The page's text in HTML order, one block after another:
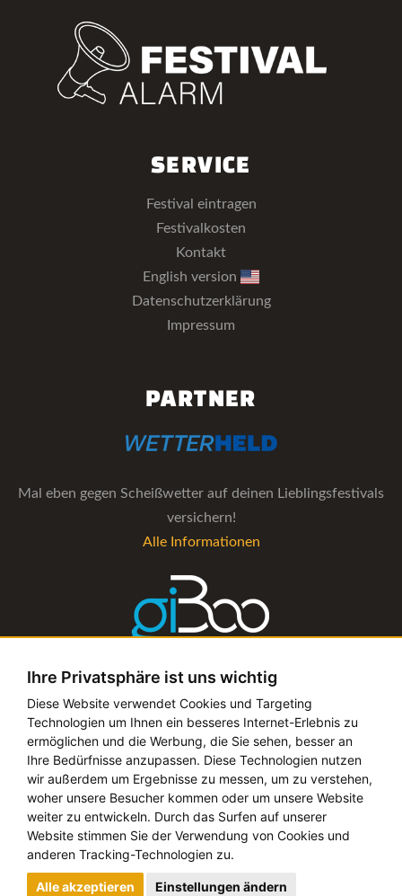
Ihre Privatsphäre ist uns wichtig
Diese Website verwendet Cookies und Targeting
Technologien um Ihnen ein besseres Internet-Erlebnis zu
ermöglichen und die Werbung, die Sie sehen, besser an
Ihre Bedürfnisse anzupassen. Diese Technologien nutzen
wir außerdem um Ergebnisse zu messen, um zu verstehen,
woher unsere Besucher kommen oder um unsere Website
weiter zu entwickeln. Durch das Surfen auf unserer
Website stimmen Sie der Verwendung von Cookies und
anderen Tracking-Technologien zu.
Alle akzeptieren Einstellungen ändern
SERVICE
Festival eintragen
Festivalkosten
Kontakt
English version
Datenschutzerklärung
Impressum
PARTNER
Mal eben gegen Scheißwetter auf deinen Lieblingsfestivals
versichern!
Alle Informationen
Die Verwaltungs-Software für alle Künstler- und
Bookingagenturen
Alle Informationen
Copyright © 2019 - 2026 festival-alarm.com | ein